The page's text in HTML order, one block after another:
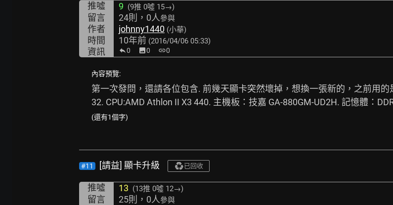
推噓 9 (9推 0噓 15→)
留言 24則，0人參與
作者 johnny1440 (小華)
時間 10年前 (2016/04/06 05:33)
資訊 0 image0 link0
內容預覽:
第一次發問，還請各位包含. 前幾天顯卡突然壞掉，想換一張新的，之前用
32. CPU:AMD Athlon II X3 440. 主機板：技嘉 GA-880GM-UD2H. 記憶體：
(還有1個字)
#11 [請益] 顯卡升級 已回收
推噓 13 (13推 0噓 12→)
留言 25則，0人參與